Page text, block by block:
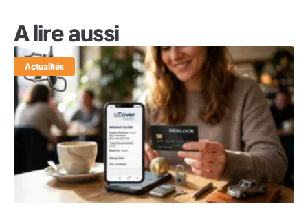
A lire aussi
Actualités